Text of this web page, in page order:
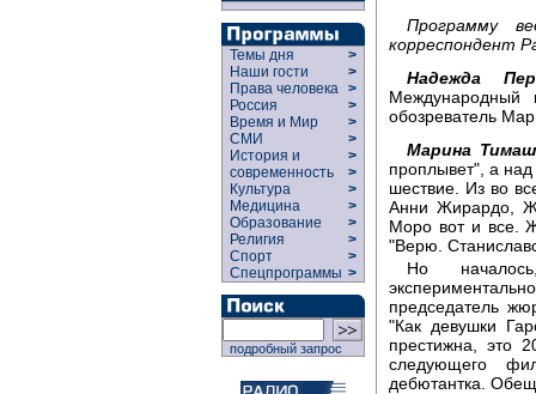
Темы дня
>
Наши гости
>
Права человека >
Россия
>
Время и Мир
>
СМИ
>
История и
современность
>
>
Культура
>
Медицина
>
Образование
>
Религия
>
Спорт
>
Спецпрограммы >
подробный запрос
Программу
корреспондент
Надежда
Международный
обозреватель
Марина
проплывет", а
шествие. Из во
Анни Жирардо,
Моро вот и все.
"Верю.
Но
председатель
"Как девушки
престижна, это
следующего
дебютантка.